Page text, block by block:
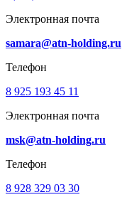
Электронная почта
samara@atn-holding.ru
Телефон
8 925 193 45 11
Электронная почта
msk@atn-holding.ru
Телефон
8 928 329 03 30